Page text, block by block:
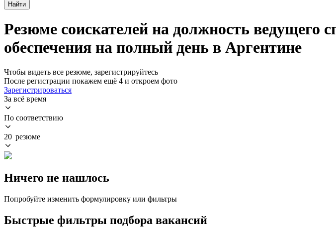
Найти
Резюме соискателей на должность ведущего
обеспечения на полный день в Аргентине
Чтобы видеть все резюме, зарегистрируйтесь
После регистрации покажем ещё 4 и откроем фото
Зарегистрироваться
За всё время
По соответствию
20 резюме
Ничего не нашлось
Попробуйте изменить формулировку или фильтры
Быстрые фильтры подбора вакансий